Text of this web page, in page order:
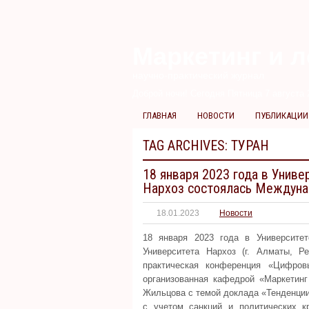
ГЛАВНАЯ НОВОСТИ ПУБЛИКАЦИИ
TAG ARCHIVES: ТУРАН
18 января 2023 года в
Нархоз состоялась
18.01.2023 Новости
18 января 2023 года в
Университета Нархоз (г. Алматы,
практическая конференция
организованная кафедрой
Жильцова с темой доклада
с учетом санкций и политических